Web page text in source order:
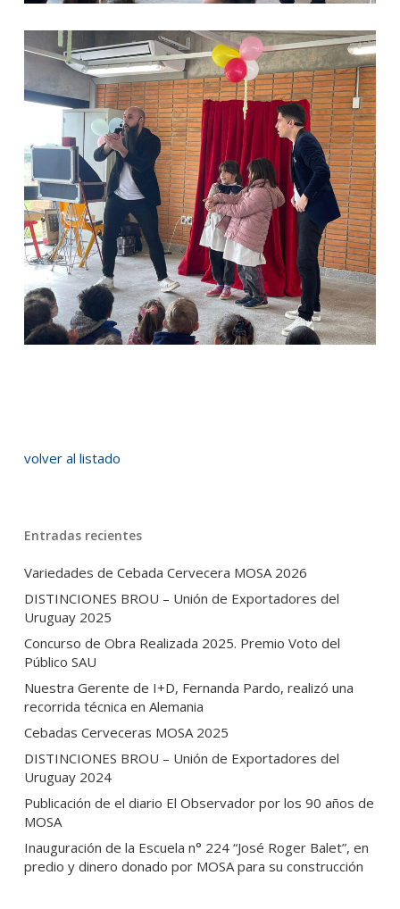
volver al listado
Entradas recientes
Variedades de Cebada Cervecera MOSA 2026
DISTINCIONES BROU – Unión de Exportadores del
Uruguay 2025
Concurso de Obra Realizada 2025. Premio Voto del
Público SAU
Nuestra Gerente de I+D, Fernanda Pardo, realizó una
recorrida técnica en Alemania
Cebadas Cerveceras MOSA 2025
DISTINCIONES BROU – Unión de Exportadores del
Uruguay 2024
Publicación de el diario El Observador por los 90 años de
MOSA
Inauguración de la Escuela n° 224 “José Roger Balet”, en
predio y dinero donado por MOSA para su construcción